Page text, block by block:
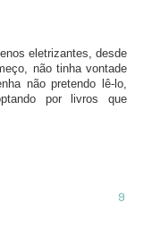
eletrizantes, desde
não tinha vontade
não pretendo lê-lo,
por livros que